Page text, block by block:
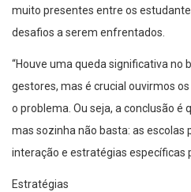
muito presentes entre os
desafios a serem enfrentados.
“Houve uma queda significativa no
gestores, mas é crucial ouvirmos
o problema. Ou seja, a conclusão é
mas sozinha não basta: as escolas
interação e estratégias específicas
Estratégias